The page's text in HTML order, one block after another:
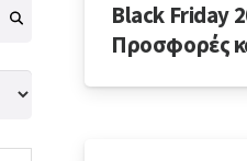
Black Friday
Προσφορές